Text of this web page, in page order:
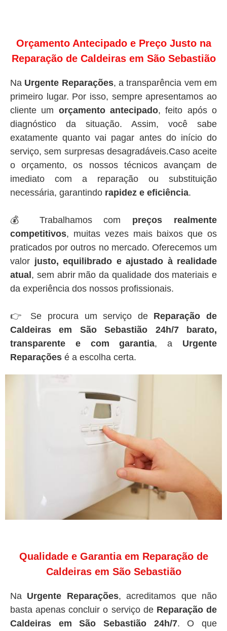
Orçamento Antecipado e Preço Justo na
Reparação de Caldeiras em São Sebastião
Na Urgente Reparações, a transparência vem em
primeiro lugar. Por isso, sempre apresentamos ao
cliente um orçamento antecipado, feito após o
diagnóstico da situação. Assim, você sabe
exatamente quanto vai pagar antes do início do
serviço, sem surpresas desagradáveis.Caso aceite
o orçamento, os nossos técnicos avançam de
imediato com a reparação ou substituição
necessária, garantindo rapidez e eficiência.
💰 Trabalhamos com preços realmente
competitivos, muitas vezes mais baixos que os
praticados por outros no mercado. Oferecemos um
valor justo, equilibrado e ajustado à realidade
atual , sem abrir mão da qualidade dos materiais e
da experiência dos nossos profissionais.
👉 Se procura um serviço de Reparação de
Caldeiras em São Sebastião 24h/7 barato,
transparente e com garantia, a Urgente
Reparações é a escolha certa.
Qualidade e Garantia em Reparação de
Caldeiras em São Sebastião
Na Urgente Reparações, acreditamos que não
basta apenas concluir o serviço de Reparação de
Caldeiras em São Sebastião 24h/7. O que